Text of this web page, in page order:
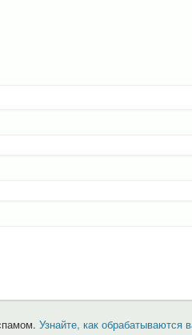
Узнайте, как обрабатываются